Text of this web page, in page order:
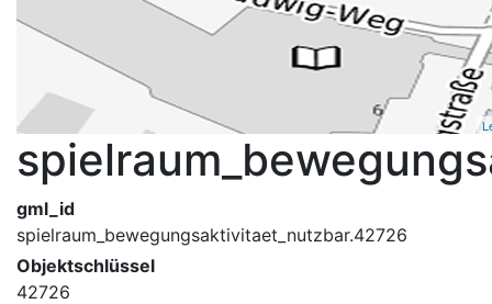
gml_id
spielraum_bewegungsaktivitaet_nutzbar.42726
Objektschlüssel
42726